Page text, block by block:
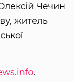
Чечин
житель
.